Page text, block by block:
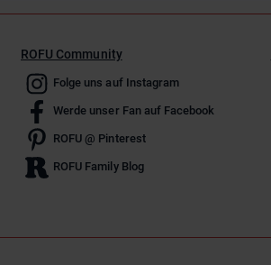
ROFU Community
Folge uns auf Instagram
Werde unser Fan auf Facebook
ROFU @ Pinterest
ROFU Family Blog